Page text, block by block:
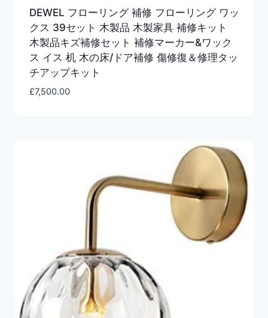
DEWEL フローリング 補修 フローリング ワッ
クス 39セット 木製品 木製家具 補修キット
木製品キズ補修セット 補修マーカー&ワック
ス イス 机 木の床/ドア補修 傷修復＆修理タッ
チアップキット
£7,500.00